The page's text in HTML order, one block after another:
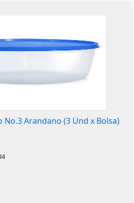
Arandano (3 Und x Bolsa)